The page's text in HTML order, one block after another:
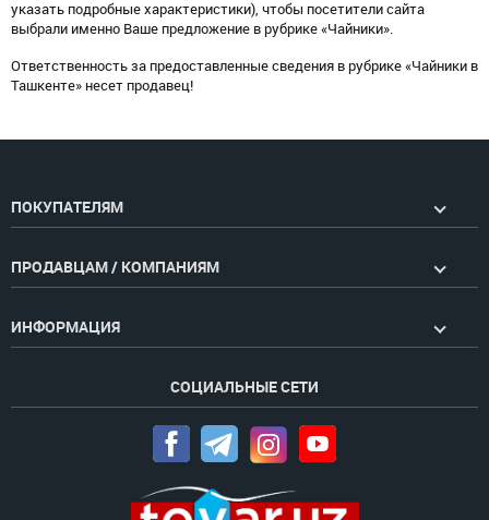
указать подробные характеристики), чтобы посетители сайта
выбрали именно Ваше предложение в рубрике «Чайники».
Ответственность за предоставленные сведения в рубрике «Чайники в
Ташкенте» несет продавец!
ПОКУПАТЕЛЯМ
ПРОДАВЦАМ / КОМПАНИЯМ
ИНФОРМАЦИЯ
СОЦИАЛЬНЫЕ СЕТИ